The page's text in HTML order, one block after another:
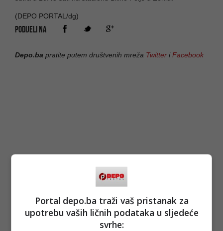
(DEPO PORTAL/dg)
PODIJELI NA
Depo.ba pratite putem društvenih mreža Twitter iFacebook
Portal depo.ba traži vaš pristanak za
upotrebu vaših ličnih podataka u sljedeće
svrhe: